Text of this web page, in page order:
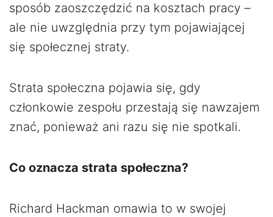
sposób zaoszczędzić na kosztach pracy –
ale nie uwzględnia przy tym pojawiającej
się społecznej straty.
Strata społeczna pojawia się, gdy
członkowie zespołu przestają się nawzajem
znać, ponieważ ani razu się nie spotkali.
Co oznacza strata społeczna?
Richard Hackman omawia to w swojej